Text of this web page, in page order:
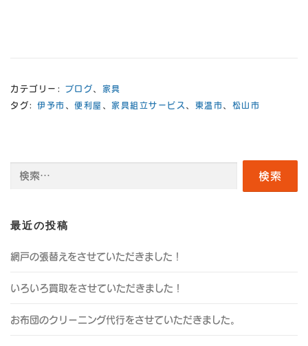
カテゴリー: ブログ
家具
タグ: 伊予市 便利屋 家具組立サービス 東温市 松山市
最近の投稿
網戸の張替えをさせていただきました！
いろいろ買取をさせていただきました！
お布団のクリーニング代行をさせていただきました。